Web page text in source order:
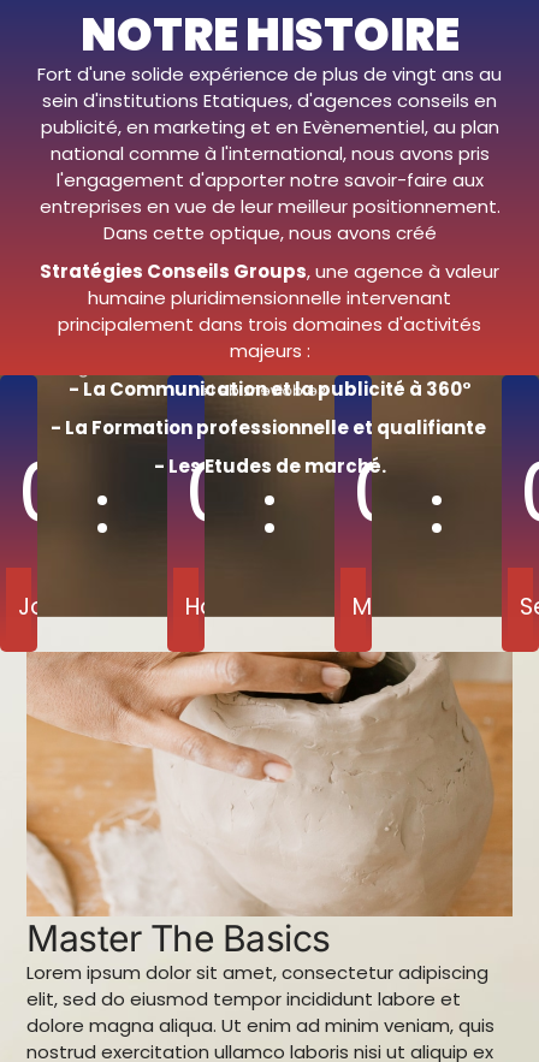
NOTRE HISTOIRE
Fort d'une solide expérience de plus de vingt ans au
sein d'institutions Etatiques, d'agences conseils en
publicité, en marketing et en Evènementiel, au plan
national comme à l'international, nous avons pris
l'engagement d'apporter notre savoir-faire aux
entreprises en vue de leur meilleur positionnement.
Dans cette optique, nous avons créé
Stratégies Conseils Groups, une agence à valeur
humaine pluridimensionnelle intervenant
principalement dans trois domaines d'activités
majeurs :
- La Communication et la publicité à 360°
- La Formation professionnelle et qualifiante
- Les Etudes de marché.
spécifiques :
La communication stratégique
La communication visuelle
La communication audiovisuelle
La communication digitale
L'Édition
L'affichage
L'Evènementiel
Qu’elle soit l’ élaboration d’une communication
corporate, institutionnelle, politique, visuelle,
publicitaire, évènementielle, de crise, de média
training, une communication médias et
publicitaire, de marketing digital, nous travaillons
avec l’art que nous maitrisons. Parce que
l’histoire de nos clients est unique, nos stratégies
se doivent de l’être.
00
Jours
00
Horaires
00
Minutes
Master The Basics
Lorem ipsum dolor sit amet, consectetur adipiscing
elit, sed do eiusmod tempor incididunt labore et
dolore magna aliqua. Ut enim ad minim veniam, quis
nostrud exercitation ullamco laboris nisi ut aliquip ex